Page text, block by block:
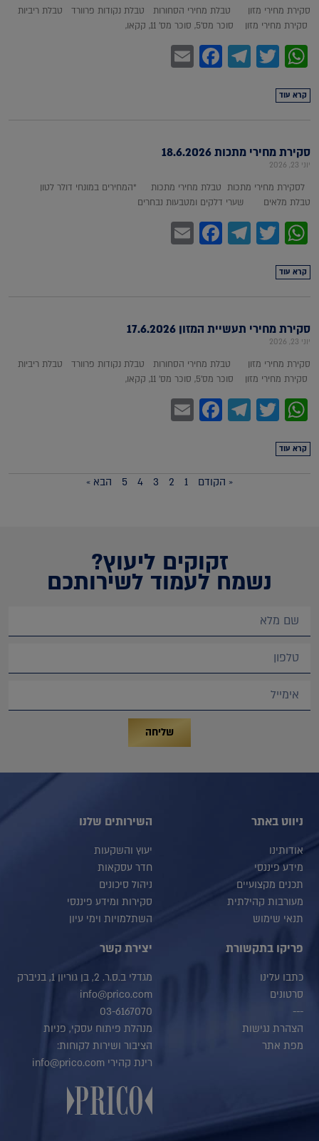
סקירת מחירי מזון טבלת מחירי הסחורות טבלת נקודות פרוורד טבלת ריביות
סקירת מחירי מזון סוכר מס'5, סוכר מס' 11, קקאו,
WhatsApp
Twitter
Telegram
Facebook
קרא עוד
סקירת מחירי מתכות 18.6.2026
יוני 23, 2026
לסקירת מחירי מתכות טבלת מחירי מתכות *המחירים במונחי דולר לטון
טבלת מלאים שערי דלקים ומטבעות נבחרים
WhatsApp
Twitter
Telegram
Facebook
קרא עוד
סקירת מחירי תעשיית המזון 17.6.2026
יוני 23, 2026
סקירת מחירי מזון טבלת מחירי הסחורות טבלת נקודות פרוורד טבלת ריביות
סקירת מחירי מזון סוכר מס'5, סוכר מס' 11, קקאו,
WhatsApp
Twitter
Telegram
Facebook
קרא עוד
« הקודם 1
2
3
4
5 הבא »
זקוקים ליעוץ?
נשמח לעמוד לשירותכם
שליחה
ניווט באתר
אודותינו
מידע פיננסי
תכנים מקצועיים
מעורבות קהילתית
תנאי שימוש
השירותים שלנו
יעוץ והשקעות
חדר עסקאות
ניהול סיכונים
סקירות ומידע פיננסי
השתלמויות וימי עיון
פריקו בתקשורת
כתבו עלינו
סרטונים
---
הצהרת נגישות
מפת אתר
יצירת קשר
מגדלי ב.ס.ר. 2, בן גוריון 1, בניברק
info@prico.com
03-6167070
מנהלת פיתוח עסקי, פניות
הציבור ושירות לקוחות:
רינת קהירי info@prico.com